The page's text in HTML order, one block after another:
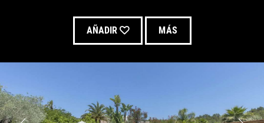
AÑADIR MÁS